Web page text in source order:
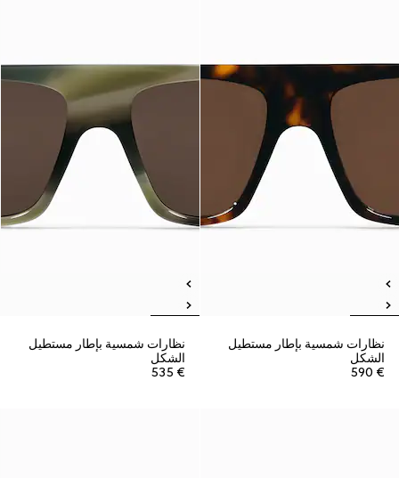
نظارات شمسية بإطار مستطيل
الشكل
€ 590
نظارات شمسية بإطار مستطيل
الشكل
€ 535